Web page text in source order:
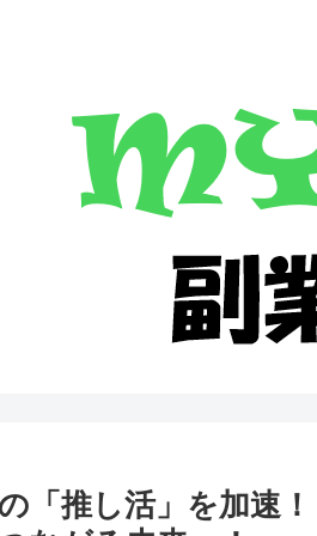
「推し活」を加速